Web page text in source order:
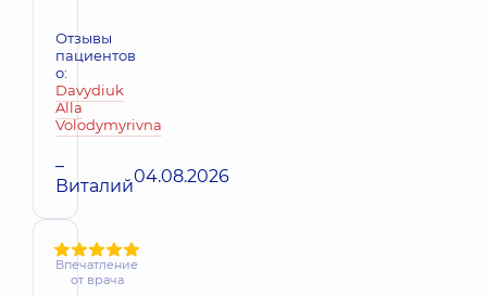
Отзывы
пациентов
о:
Davydiuk
Alla
Volodymyrivna
–
Виталий04.08.2026
Впечатление
от врача